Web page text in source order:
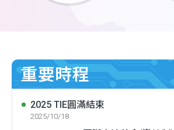
重要時程
2025 TIE圓滿結束
2025/10/18